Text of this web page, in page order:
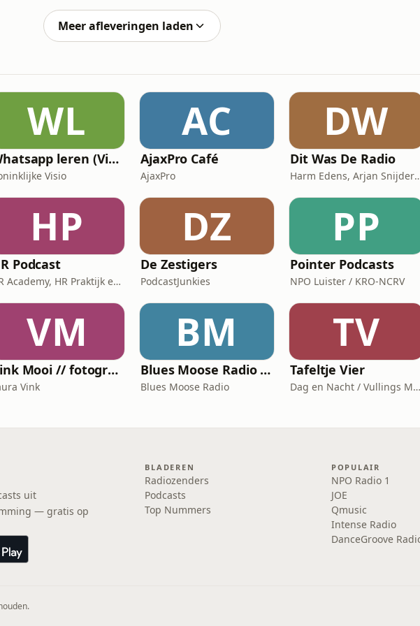
buiten beeld. Hoe
Meer afleveringen laden
WL
Whatsapp leren (Visio Podcast)
Visio
AC
AjaxPro Café
AjaxPro
DW
Dit Was De Radio
Harm Edens, Arjan
HP
Podcast
HR Academy, HR Praktijk en CHRO
DZ
De Zestigers
PodcastJunkies
PP
Pointer Podcasts
NPO Luister / KRO-NCRV
VM
Vink Mooi // fotografiepodcast die verder gaat dan het kader
Vink
BM
Blues Moose Radio (Blues music)
Blues Moose Radio
TV
Tafeltje Vier
Dag en Nacht / Vullings Media
uit
— gratis op
BLADEREN
Radiozenders
Podcasts
Top Nummers
POPULAIR
NPO Radio 1
JOE
Qmusic
Intense Radio
DanceGroove